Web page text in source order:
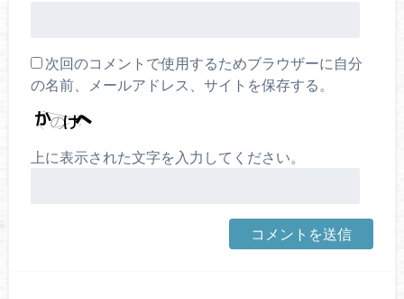
次回のコメントで使用するためブラウザーに自分
の名前、メールアドレス、サイトを保存する。
上に表示された文字を入力してください。